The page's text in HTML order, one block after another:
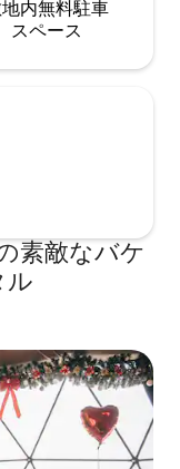
内無料駐⁠車
ス⁠ペ⁠ー⁠ス
素敵なバケ
ル